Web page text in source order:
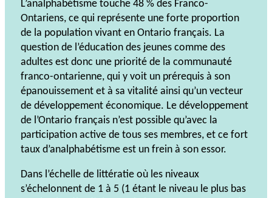
L’analphabétisme touche 48 % des Franco-
Ontariens, ce qui représente une forte proportion
de la population vivant en Ontario français. La
question de l’éducation des jeunes comme des
adultes est donc une priorité de la communauté
franco-ontarienne, qui y voit un prérequis à son
épanouissement et à sa vitalité ainsi qu’un vecteur
de développement économique. Le développement
de l’Ontario français n’est possible qu’avec la
participation active de tous ses membres, et ce fort
taux d’analphabétisme est un frein à son essor.
Dans l’échelle de littératie où les niveaux
s’échelonnent de 1 à 5 (1 étant le niveau le plus bas